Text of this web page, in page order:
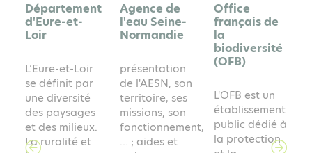
Département
d'Eure-et-
Loir
L’Eure-et-Loir
se définit par
une diversité
des paysages
et des milieux.
La ruralité et
Agence de
l'eau Seine-
Normandie
présentation
de l'AESN, son
territoire, ses
missions, son
fonctionnement,
… ; aides et
Office
français de
la
biodiversité
(OFB)
L'OFB est un
établissement
public dédié à
la protection